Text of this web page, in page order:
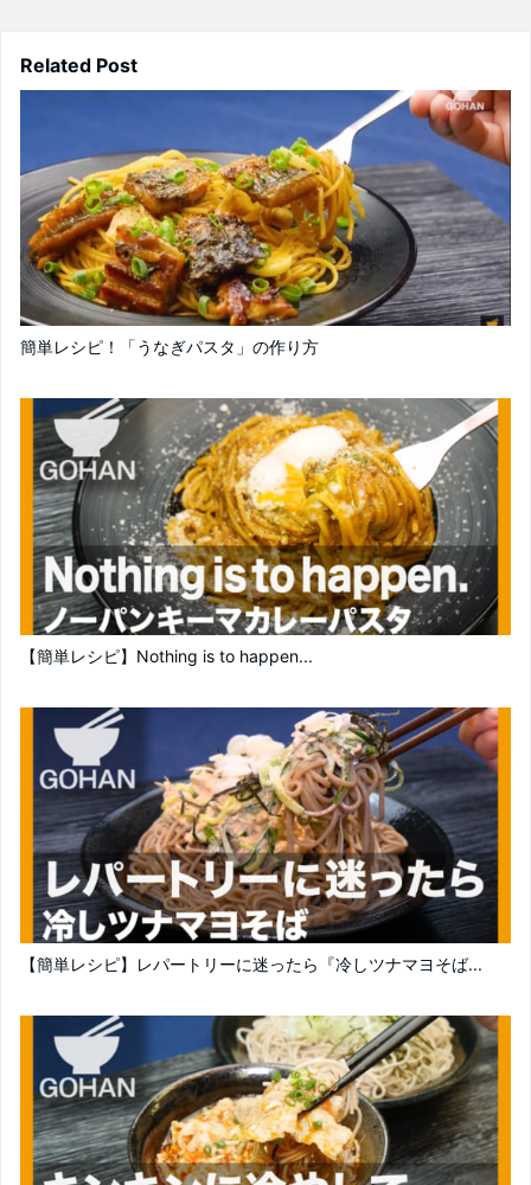
Related Post
簡単レシピ！「うなぎパスタ」の作り方
【簡単レシピ】Nothing is to happen...
【簡単レシピ】レパートリーに迷ったら『冷しツナマヨそば...